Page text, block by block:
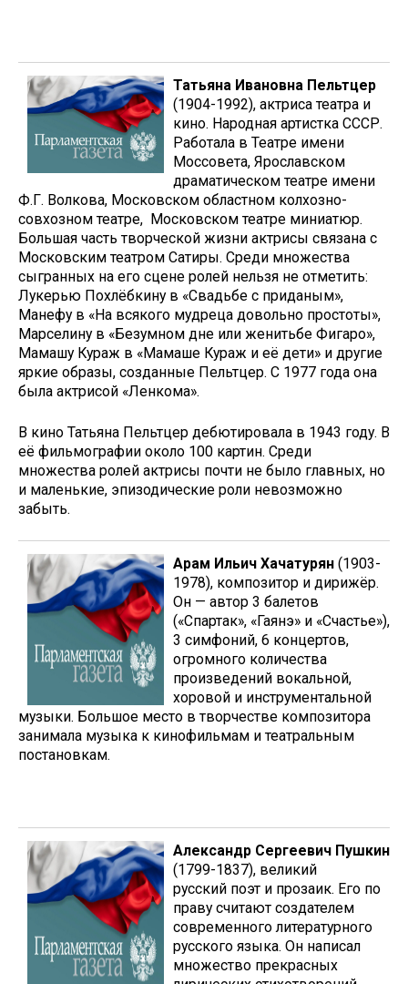
Татьяна Ивановна Пельтцер
(1904-1992), актриса театра и
кино. Народная артистка СССР.
Работала в Театре имени
Моссовета, Ярославском
драматическом театре имени
Ф.Г. Волкова, Московском областном колхозно-
совхозном театре, Московском театре миниатюр.
Большая часть творческой жизни актрисы связана с
Московским театром Сатиры. Среди множества
сыгранных на его сцене ролей нельзя не отметить:
Лукерью Похлёбкину в «Свадьбе с приданым»,
Манефу в «На всякого мудреца довольно простоты»,
Марселину в «Безумном дне или женитьбе Фигаро»,
Мамашу Кураж в «Мамаше Кураж и её дети» и другие
яркие образы, созданные Пельтцер. С 1977 года она
была актрисой «Ленкома».
В кино Татьяна Пельтцер дебютировала в 1943 году. В
её фильмографии около 100 картин. Среди
множества ролей актрисы почти не было главных, но
и маленькие, эпизодические роли невозможно
забыть.
Арам Ильич Хачатурян (1903-
1978), композитор и дирижёр.
Он — автор 3 балетов
(«Спартак», «Гаянэ» и «Счастье»),
3 симфоний, 6 концертов,
огромного количества
произведений вокальной,
хоровой и инструментальной
музыки. Большое место в творчестве композитора
занимала музыка к кинофильмам и театральным
постановкам.
Александр Сергеевич Пушкин
(1799-1837), великий
русский поэт и прозаик. Его по
праву считают создателем
современного литературного
русского языка. Он написал
множество прекрасных